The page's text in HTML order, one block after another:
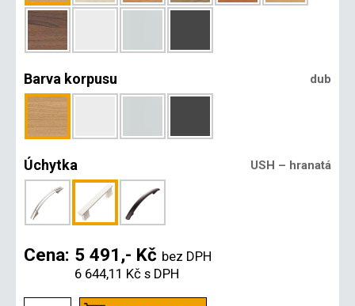
Barva korpusu dub
Úchytka USH – hranatá
Cena: 5 491,- Kč bez DPH
6 644,11 Kč s DPH